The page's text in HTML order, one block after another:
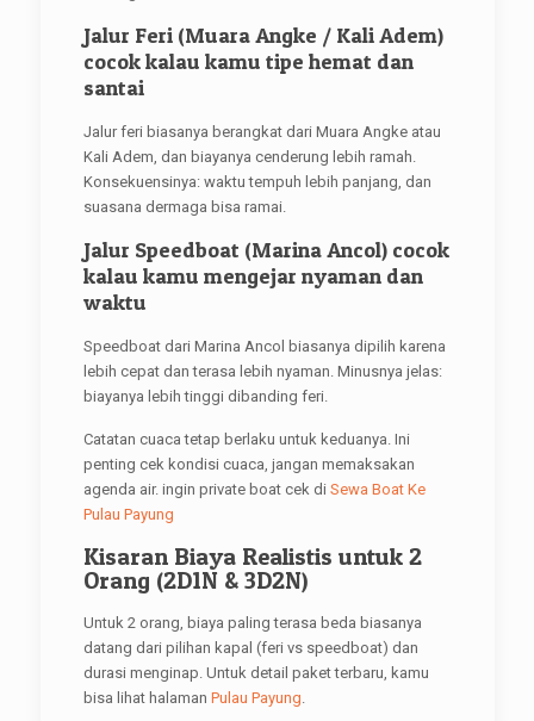
Jalur Feri (Muara Angke / Kali Adem)
cocok kalau kamu tipe hemat dan
santai
Jalur feri biasanya berangkat dari Muara Angke atau
Kali Adem, dan biayanya cenderung lebih ramah.
Konsekuensinya: waktu tempuh lebih panjang, dan
suasana dermaga bisa ramai.
Jalur Speedboat (Marina Ancol) cocok
kalau kamu mengejar nyaman dan
waktu
Speedboat dari Marina Ancol biasanya dipilih karena
lebih cepat dan terasa lebih nyaman. Minusnya jelas:
biayanya lebih tinggi dibanding feri.
Catatan cuaca tetap berlaku untuk keduanya. Ini
penting cek kondisi cuaca, jangan memaksakan
agenda air. ingin private boat cek di Sewa Boat Ke
Pulau Payung
Kisaran Biaya Realistis untuk 2
Orang (2D1N & 3D2N)
Untuk 2 orang, biaya paling terasa beda biasanya
datang dari pilihan kapal (feri vs speedboat) dan
durasi menginap. Untuk detail paket terbaru, kamu
bisa lihat halaman Pulau Payung.